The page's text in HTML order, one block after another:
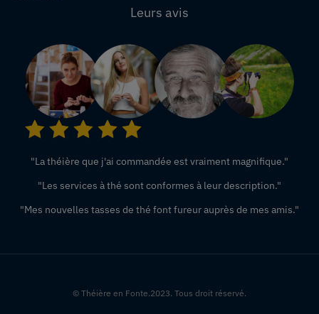
Leurs avis
"La théière que j'ai commandée est vraiment magnifique."
"Les services à thé sont conformes à leur description."
"Mes nouvelles tasses de thé font fureur auprès de mes amis."
© Théière en Fonte.2023. Tous droit réservé.